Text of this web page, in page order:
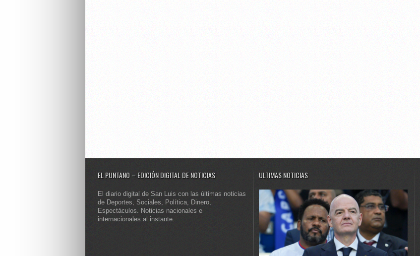
EL PUNTANO – EDICIÓN DIGITAL DE NOTICIAS
El diario digital de San Luis con las últimas noticias
de Deportes, Sociales, Política, Dinero,
Espectáculos. Noticias nacionales e
internacionales al instante.
ULTIMAS NOTICIAS